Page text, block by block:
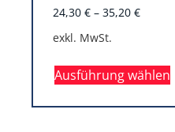
24,30 € – 35,20 €
exkl. MwSt.
Ausführung wählen